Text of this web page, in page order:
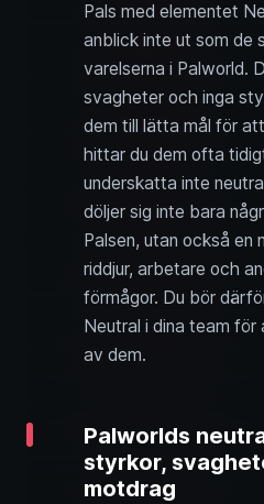
Pals med elementet
anblick inte ut som de
varelserna i Palworld.
svagheter och inga
dem till lätta mål för
hittar du dem ofta
underskatta inte
döljer sig inte bara
Palsen, utan också en
riddjur, arbetare och
förmågor. Du bör
Neutral i dina team
av dem.
Palworlds
styrkor,
motdrag